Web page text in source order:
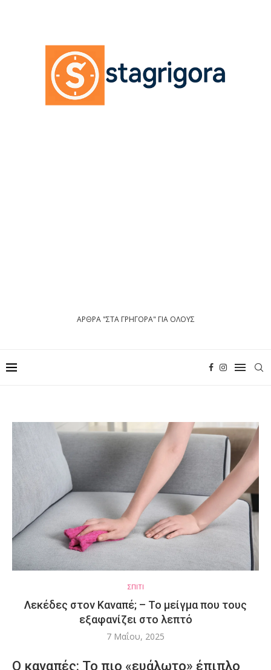
ΑΡΘΡΑ "ΣΤΑ ΓΡΗΓΟΡΑ" ΓΙΑ ΟΛΟΥΣ
ΣΠΙΤΙ
Λεκέδες στον Καναπέ; – Το μείγμα που τους
εξαφανίζει στο λεπτό
7 Μαΐου, 2025
Ο καναπές: Το πιο «ευάλωτο» έπιπλο